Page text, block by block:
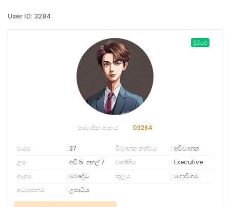
User ID: 3284
ප්‍රිමියම්
සාමාජික අංකය: 03284
වයස 27 විවාහක තත්වය
අවිවාහක
උස
අඩි 5 අඟල්7 වෘත්තිය
Executive
ආගම
බෞද්ධ කුලය
ගොවිගම
අධ්‍යාපනය
උපාධිය